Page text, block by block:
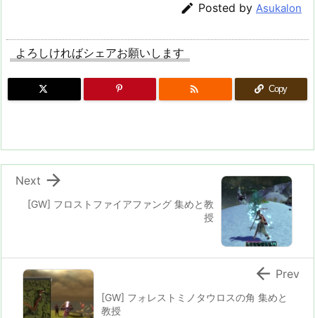
 Posted by Asukalon
よろしければシェアお願いします
 Copy
[GW] フロストファイアファング 集めと教
授

Next
[GW] フォレストミノタウロスの角 集めと
教授
 Prev